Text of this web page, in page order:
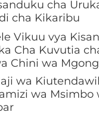
cha
cha Kikaribu
Vikuu vya
Cha Kuvutia
Chini wa
wa
wa Msimbo